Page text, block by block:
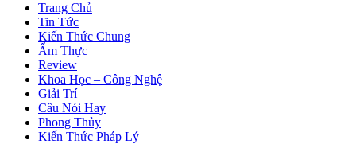
Trang Chủ
Tin Tức
Kiến Thức Chung
Ẩm Thực
Review
Khoa Học – Công Nghệ
Giải Trí
Câu Nói Hay
Phong Thủy
Kiến Thức Pháp Lý